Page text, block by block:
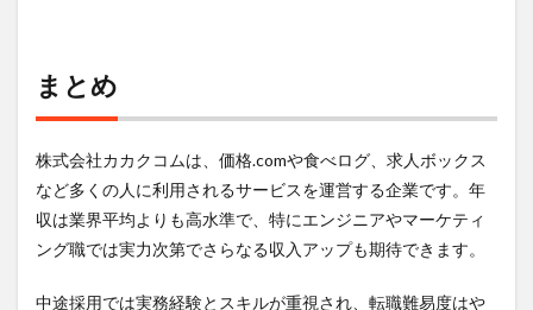
まとめ
株式会社カカクコムは、価格.comや食べログ、求人ボックス
など多くの人に利用されるサービスを運営する企業です。年
収は業界平均よりも高水準で、特にエンジニアやマーケティ
ング職では実力次第でさらなる収入アップも期待できます。
中途採用では実務経験とスキルが重視され、転職難易度はや